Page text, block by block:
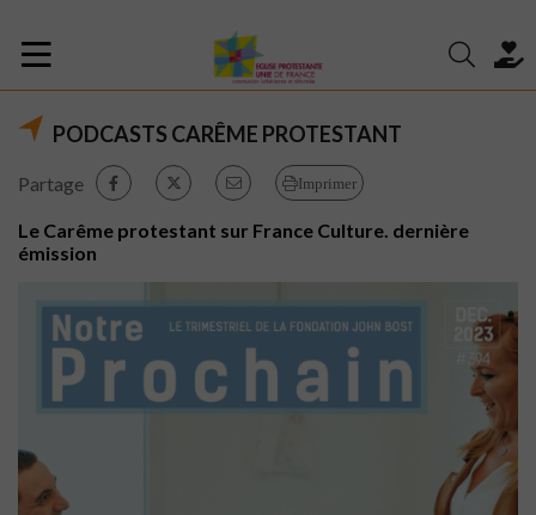
PODCASTS CARÊME PROTESTANT
Partage Imprimer
Le Carême protestant sur France Culture. dernière
émission